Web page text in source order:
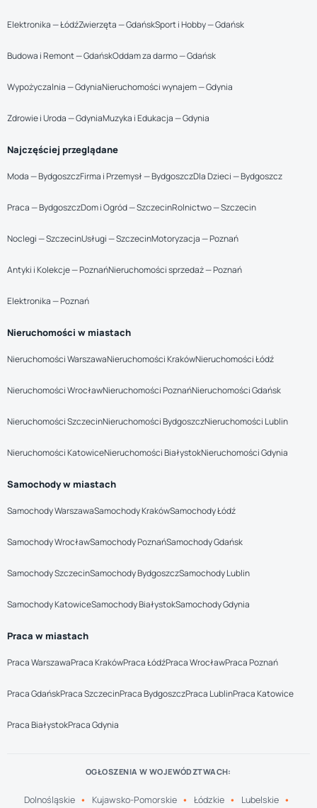
Elektronika — ŁódźZwierzęta — GdańskSport i Hobby — Gdańsk
Budowa i Remont — GdańskOddam za darmo — Gdańsk
Wypożyczalnia — GdyniaNieruchomości wynajem — Gdynia
Zdrowie i Uroda — GdyniaMuzyka i Edukacja — Gdynia
Najczęściej przeglądane
Moda — BydgoszczFirma i Przemysł — BydgoszczDla Dzieci — Bydgoszcz
Praca — BydgoszczDom i Ogród — SzczecinRolnictwo — Szczecin
Noclegi — SzczecinUsługi — SzczecinMotoryzacja — Poznań
Antyki i Kolekcje — PoznańNieruchomości sprzedaż — Poznań
Elektronika — Poznań
Nieruchomości w miastach
Nieruchomości WarszawaNieruchomości KrakówNieruchomości Łódź
Nieruchomości WrocławNieruchomości PoznańNieruchomości Gdańsk
Nieruchomości SzczecinNieruchomości BydgoszczNieruchomości Lublin
Nieruchomości KatowiceNieruchomości BiałystokNieruchomości Gdynia
Samochody w miastach
Samochody WarszawaSamochody KrakówSamochody Łódź
Samochody WrocławSamochody PoznańSamochody Gdańsk
Samochody SzczecinSamochody BydgoszczSamochody Lublin
Samochody KatowiceSamochody BiałystokSamochody Gdynia
Praca w miastach
Praca WarszawaPraca KrakówPraca ŁódźPraca WrocławPraca Poznań
Praca GdańskPraca SzczecinPraca BydgoszczPraca LublinPraca Katowice
Praca BiałystokPraca Gdynia
OGŁOSZENIA W WOJEWÓDZTWACH:
Dolnośląskie Kujawsko-Pomorskie Łódzkie Lubelskie